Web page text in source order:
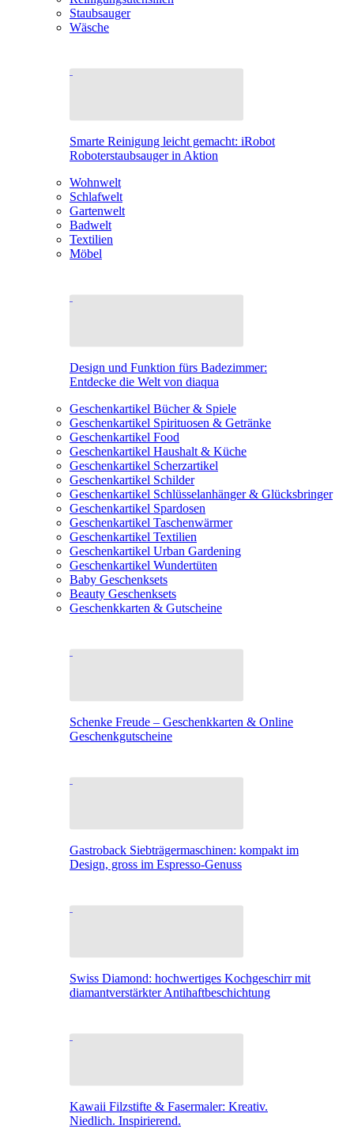
Staubsauger
Wäsche
Smarte Reinigung leicht gemacht: iRobot
Roboterstaubsauger in Aktion
Wohnwelt
Schlafwelt
Gartenwelt
Badwelt
Textilien
Möbel
Design und Funktion fürs Badezimmer:
Entdecke die Welt von diaqua
Geschenkartikel Bücher & Spiele
Geschenkartikel Spirituosen & Getränke
Geschenkartikel Food
Geschenkartikel Haushalt & Küche
Geschenkartikel Scherzartikel
Geschenkartikel Schilder
Geschenkartikel Schlüsselanhänger & Glücksbringer
Geschenkartikel Spardosen
Geschenkartikel Taschenwärmer
Geschenkartikel Textilien
Geschenkartikel Urban Gardening
Geschenkartikel Wundertüten
Baby Geschenksets
Beauty Geschenksets
Geschenkkarten & Gutscheine
Schenke Freude – Geschenkkarten & Online
Geschenkgutscheine
Gastroback Siebträgermaschinen: kompakt im
Design, gross im Espresso-Genuss
Swiss Diamond: hochwertiges Kochgeschirr mit
diamantverstärkter Antihaftbeschichtung
Kawaii Filzstifte & Fasermaler: Kreativ.
Niedlich. Inspirierend.